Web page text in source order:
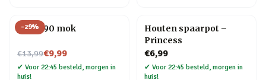
-29%
Jaren 90 mok
€13,99
Nu voor€9,99
✔ Voor 22:45 besteld, morgen in
huis!
Houten spaarpot –
Princess
€6,99
✔ Voor 22:45 besteld, morgen in
huis!